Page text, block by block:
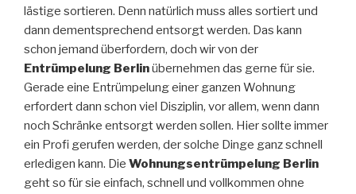
lästige sortieren. Denn natürlich muss alles sortiert und
dann dementsprechend entsorgt werden. Das kann
schon jemand überfordern, doch wir von der
Entrümpelung Berlinübernehmen das gerne für sie.
Gerade eine Entrümpelung einer ganzen Wohnung
erfordert dann schon viel Disziplin, vor allem, wenn dann
noch Schränke entsorgt werden sollen. Hier sollte immer
ein Profi gerufen werden, der solche Dinge ganz schnell
erledigen kann. Die Wohnungsentrümpelung Berlin
geht so für sie einfach, schnell und vollkommen ohne